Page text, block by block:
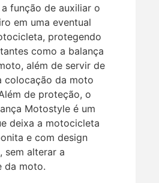
função de auxiliar o
em uma eventual
protegendo
como a balança
além de servir de
colocação da moto
de proteção, o
Motostyle é um
deixa a motocicleta
e com design
sem alterar a
da moto.